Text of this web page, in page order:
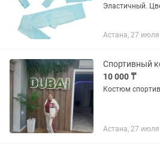
Эластичный.
Астана, 27 июля
Спортивный
10 000 ₸
Костюм
Астана, 27 июля